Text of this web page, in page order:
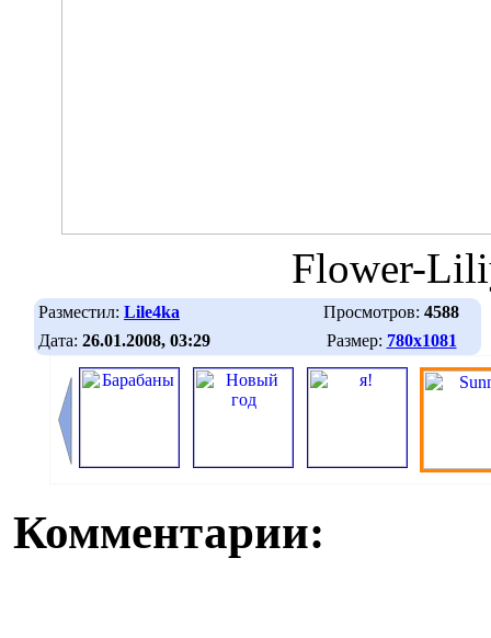
Flower-
Разместил: Lile4ka Просмотров: 4588
Дата: 26.01.2008, 03:29 Размер: 780х1081
Комментарии: